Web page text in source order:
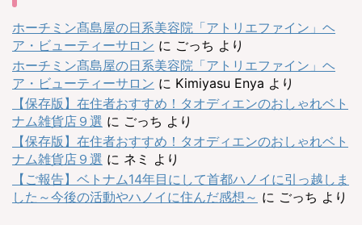
ホーチミン髙島屋の日系美容院「アトリエファイン」ヘ
ア・ビューティーサロン に ごっち より
ホーチミン髙島屋の日系美容院「アトリエファイン」ヘ
ア・ビューティーサロン に Kimiyasu Enya より
【保存版】在住者おすすめ！タオディエンのおしゃれベト
ナム雑貨店９選 に ごっち より
【保存版】在住者おすすめ！タオディエンのおしゃれベト
ナム雑貨店９選 に ネミ より
【ご報告】ベトナム14年目にして首都ハノイに引っ越しま
した～今後の活動やハノイに住んだ感想～ に ごっち より